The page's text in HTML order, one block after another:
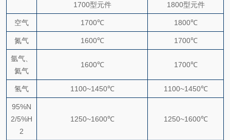
1700型元件 1800型元件
空气 1700℃ 1800℃
氮气 1600℃ 1700℃
氩气、
氦气
1600℃ 1700℃
氢气 1100~1450℃ 1100~1450℃
95%N
2/5%H
2
1250~1600℃ 1250~1600℃